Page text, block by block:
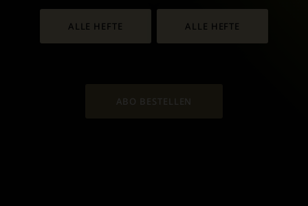
ALLE HEFTE ALLE HEFTE
ABO BESTELLEN